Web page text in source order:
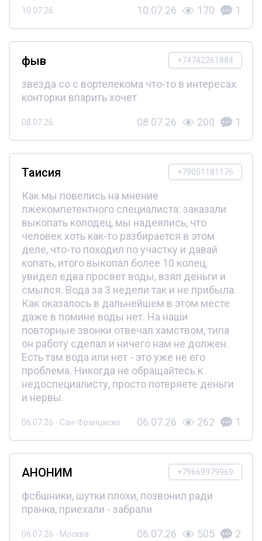
10.07.26 10.07.26 170 1
+74742261884
фыв
звезда со с вортелекома что-то в интересах
конторки впарить хочет
08.07.26 08.07.26 200 1
+79051181176
Таисия
Как мы повелись на мнение
лжекомпетентного специалиста: заказали
выкопать колодец, мы надеялись, что
человек хоть как-то разбирается в этом
деле, что-то походил по участку и давай
копать, итого выкопал более 10 колец,
увидел едва просвет воды, взял деньги и
смылся. Вода за 3 недели так и не прибыла.
Как оказалось в дальнейшем в этом месте
даже в помине воды нет. На наши
повторные звонки отвечал хамством, типа
он работу сделал и ничего нам не должен.
Есть там вода или нет - это уже не его
проблема. Никогда не обращайтесь к
недоспециалисту, просто потеряете деньги
и нервы.
06.07.26 - Сан-Франциско 06.07.26 262 1
+79669979969
АНОНИМ
фсбшники, шутки плохи, позвонил ради
пранка, приехали - забрали
06.07.26 - Москва 06.07.26 505 2